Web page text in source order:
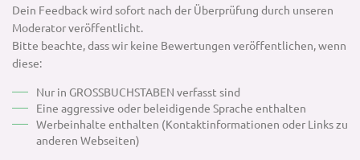
Dein Feedback wird sofort nach der Überprüfung durch unseren
Moderator veröffentlicht.
Bitte beachte, dass wir keine Bewertungen veröffentlichen, wenn
diese:
Nur in GROSSBUCHSTABEN verfasst sind
Eine aggressive oder beleidigende Sprache enthalten
Werbeinhalte enthalten (Kontaktinformationen oder Links zu
anderen Webseiten)